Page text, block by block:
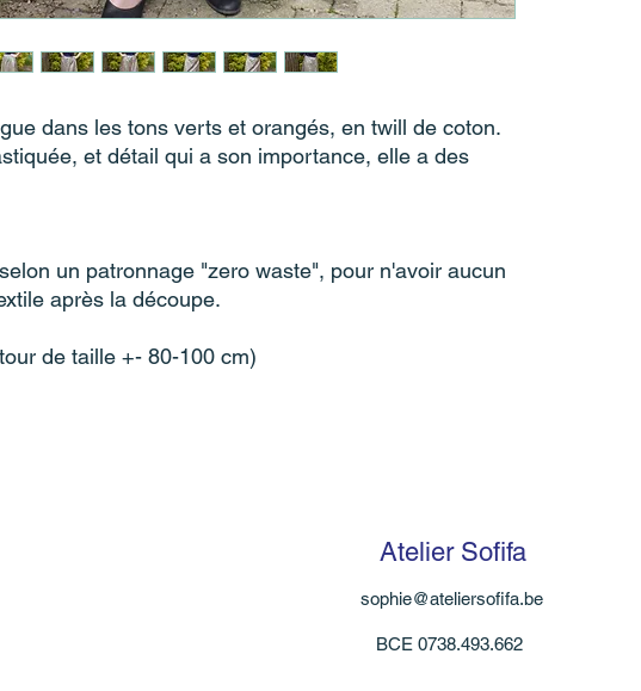
dans les tons verts et orangés, en twill de coton.
et détail qui a son importance, elle a des
un patronnage "zero waste", pour n'avoir aucun
après la découpe.
de taille +- 80-100 cm)
Atelier Sofifa
sophie@ateliersofifa.be
BCE 0738.493.662